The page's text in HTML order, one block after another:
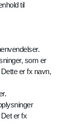
til
som er
er fx navn,
er fx